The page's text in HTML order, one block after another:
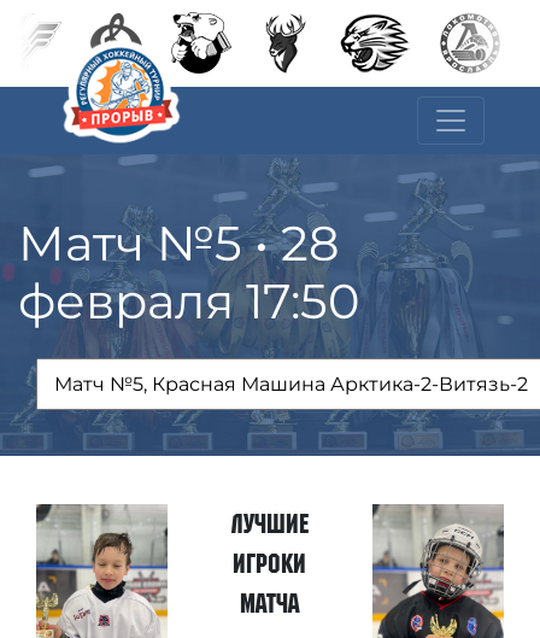
Матч №5 • 28
февраля 17:50
Лучшие
игроки
матча